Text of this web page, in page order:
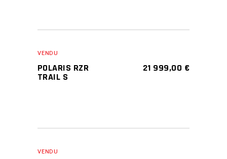
VENDU
POLARIS RZR
TRAIL S
21 999,00 €
VENDU